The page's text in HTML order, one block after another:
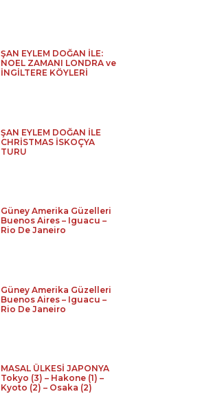
ŞAN EYLEM DOĞAN İLE:
NOEL ZAMANI LONDRA ve
İNGİLTERE KÖYLERİ
ŞAN EYLEM DOĞAN İLE
CHRİSTMAS İSKOÇYA
TURU
Güney Amerika Güzelleri
Buenos Aires – Iguacu –
Rio De Janeiro
Güney Amerika Güzelleri
Buenos Aires – Iguacu –
Rio De Janeiro
MASAL ÜLKESİ JAPONYA
Tokyo (3) – Hakone (1) –
Kyoto (2) – Osaka (2)